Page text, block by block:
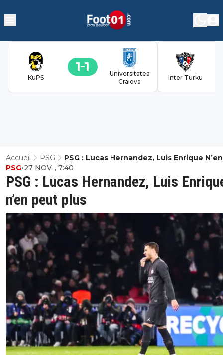
KuPS
1 1
Universitatea
Craiova
Inter Turku
Accueil PSG
PSG : Lucas Hernandez, Luis Enrique
Plus
PSG : Lucas Hernandez, Luis
n’en peut plus
PSG•27 NOV. , 7:40